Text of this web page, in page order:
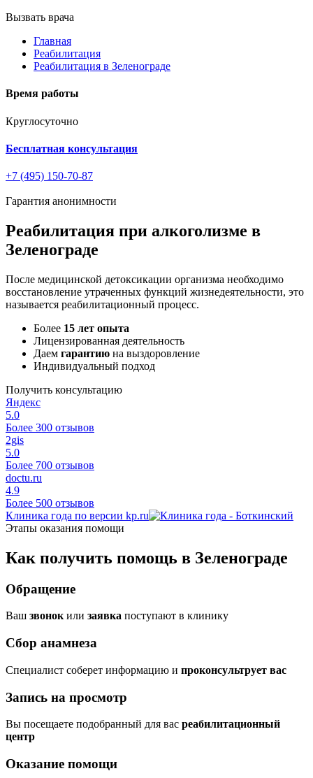
Вызвать врача
Главная
Реабилитация
Реабилитация в Зеленограде
Время работы
Круглосуточно
Бесплатная консультация
+7 (495) 150-70-87
Гарантия анонимности
Реабилитация при алкоголизме в
Зеленограде
После медицинской детоксикации организма необходимо
восстановление утраченных функций жизнедеятельности, это
называется реабилитационный процесс.
Более 15 лет опыта
Лицензированная деятельность
Даем гарантию на выздоровление
Индивидуальный подход
Получить консультацию
Яндекс
5.0
Более 300 отзывов
2gis
5.0
Более 700 отзывов
doctu.ru
4.9
Более 500 отзывов
Клиника года по версии kp.ru
Этапы оказания помощи
Как получить помощь в Зеленограде
Обращение
Ваш звонокили заявка поступают в клинику
Сбор анамнеза
Cпециалист соберет информацию и проконсультрует вас
Запись на просмотр
Вы посещаете подобранный для вас реабилитационный
центр
Оказание помощи